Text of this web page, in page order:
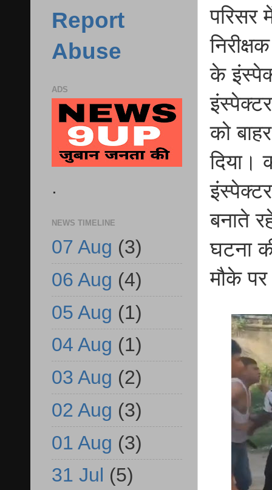
परिसर
के
को
दिया।
बनाते
घटना
मौके
Report
Abuse
ADS
.
NEWS TIMELINE
07 Aug (3)
06 Aug (4)
05 Aug (1)
04 Aug (1)
03 Aug (2)
02 Aug (3)
01 Aug (3)
31 Jul (5)